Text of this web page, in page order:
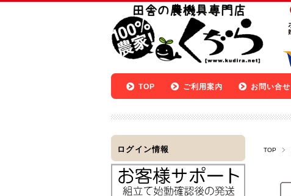
TOP ご利用案内 お問い合せ
TOP
ログイン情報